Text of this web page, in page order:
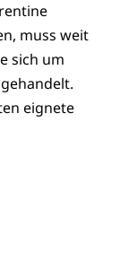
muss weit
sich um
eignete